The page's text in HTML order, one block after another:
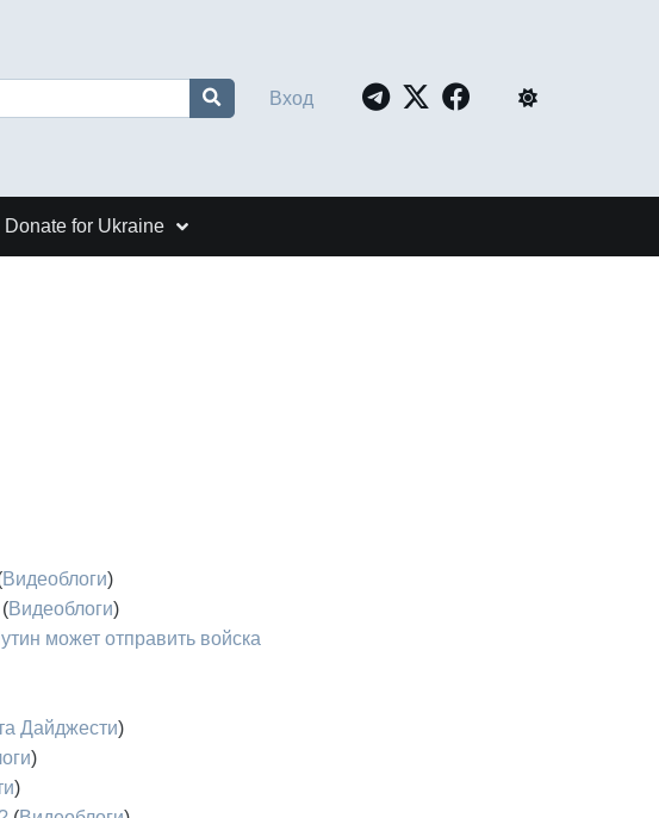
Вход
Donate for Ukraine
Видеоблоги)
(Видеоблоги)
может отправить войска
Дайджести)
)
)